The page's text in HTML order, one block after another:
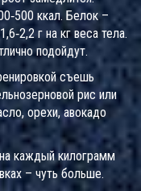
ккал. Белок –
г на кг веса тела.
подойдут.
съешь
рис или
орехи, авокадо
каждый килограмм
– чуть больше.